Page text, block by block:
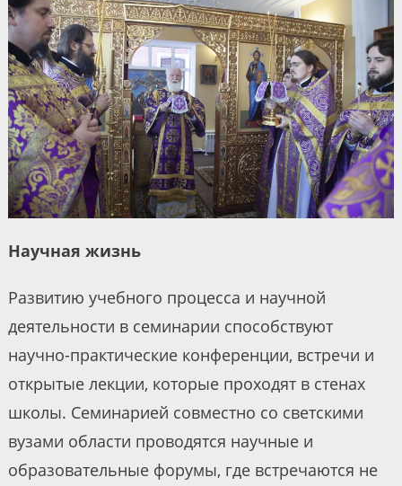
Научная жизнь
Развитию учебного процесса и научной
деятельности в семинарии способствуют
научно-практические конференции, встречи и
открытые лекции, которые проходят в стенах
школы. Семинарией совместно со светскими
вузами области проводятся научные и
образовательные форумы, где встречаются не